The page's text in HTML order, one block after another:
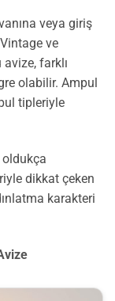
veya giriş
ve
farklı
olabilir. Ampul
tipleriyle
dikkat çeken
karakteri